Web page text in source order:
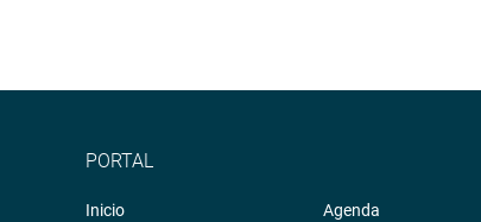
PORTAL
Inicio
Agenda